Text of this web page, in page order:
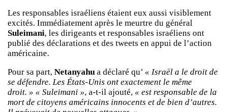
Les responsables israéliens étaient eux aussi visiblement
excités. Immédiatement après le meurtre du général
Suleimani, les dirigeants et responsables israéliens ont
publié des déclarations et des tweets en appui de l’action
américaine.
Pour sa part, Netanyahu a déclaré qu’ « Israël a le droit de
se défendre. Les États-Unis ont exactement le même
droit. » « Suleimani », a-t-il ajouté, « est responsable de la
mort de citoyens américains innocents et de bien d’autres.